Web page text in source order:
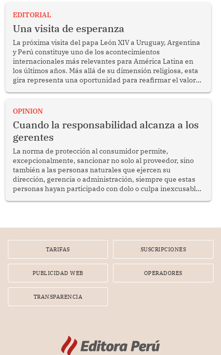
EDITORIAL
Una visita de esperanza
La próxima visita del papa León XIV a Uruguay, Argentina
y Perú constituye uno de los acontecimientos
internacionales más relevantes para América Latina en
los últimos años. Más allá de su dimensión religiosa, esta
gira representa una oportunidad para reafirmar el valor
enfrenta desafíos en materia de desarrollo, cohesión
OPINION
Cuando la responsabilidad alcanza a los
gerentes
La norma de protección al consumidor permite,
excepcionalmente, sancionar no solo al proveedor, sino
también a las personas naturales que ejercen su
dirección, gerencia o administración, siempre que estas
personas hayan participado con dolo o culpa inexcusable
por la frustrada realización de un meet and greet con
TARIFAS SUSCRIPCIONES
PUBLICIDAD WEB OPERADORES
TRANSPARENCIA